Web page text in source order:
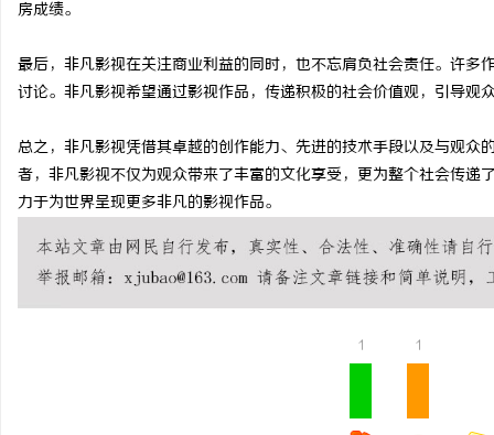
房成绩。
最后，非凡影视在关注商业利益的同时，也不忘肩负社会责任。许
讨论。非凡影视希望通过影视作品，传递积极的社会价值观，引导观
总之，非凡影视凭借其卓越的创作能力、先进的技术手段以及与观
者，非凡影视不仅为观众带来了丰富的文化享受，更为整个社会传
力于为世界呈现更多非凡的影视作品。
1 1
天天给他免费派单？ 助力产业金融智能升级